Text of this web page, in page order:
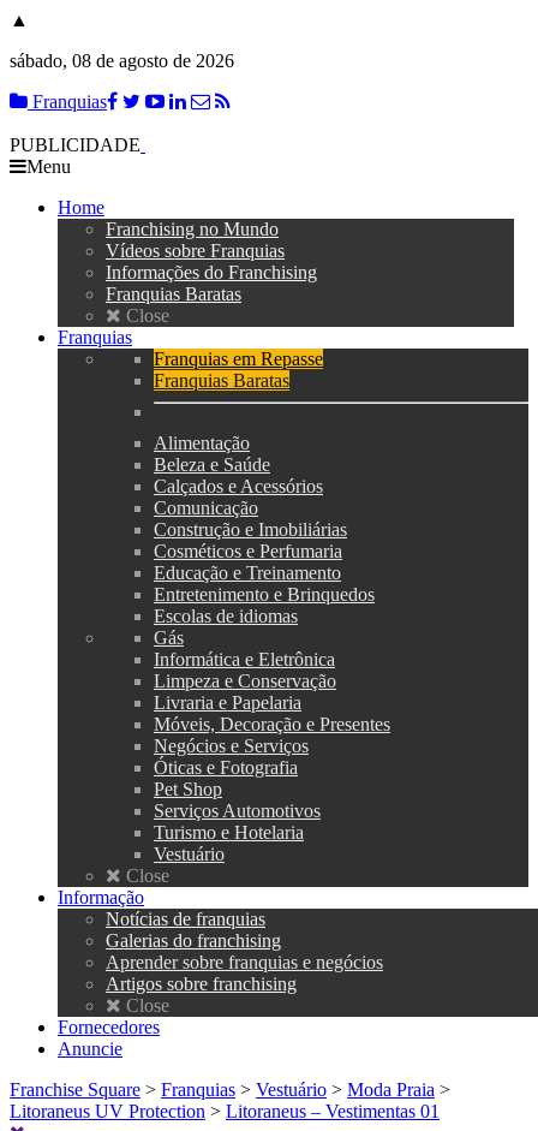
▲
sábado, 08 de agosto de 2026
Franquias
PUBLICIDADE
Menu
Home
Franchising no Mundo
Vídeos sobre Franquias
Informações do Franchising
Franquias Baratas
Close
Franquias
Franquias em Repasse
Franquias Baratas
Alimentação
Beleza e Saúde
Calçados e Acessórios
Comunicação
Construção e Imobiliárias
Cosméticos e Perfumaria
Educação e Treinamento
Entretenimento e Brinquedos
Escolas de idiomas
Gás
Informática e Eletrônica
Limpeza e Conservação
Livraria e Papelaria
Móveis, Decoração e Presentes
Negócios e Serviços
Óticas e Fotografia
Pet Shop
Serviços Automotivos
Turismo e Hotelaria
Vestuário
Close
Informação
Notícias de franquias
Galerias do franchising
Aprender sobre franquias e negócios
Artigos sobre franchising
Close
Fornecedores
Anuncie
Franchise Square > Franquias > Vestuário > Moda Praia >
Litoraneus UV Protection > Litoraneus – Vestimentas 01